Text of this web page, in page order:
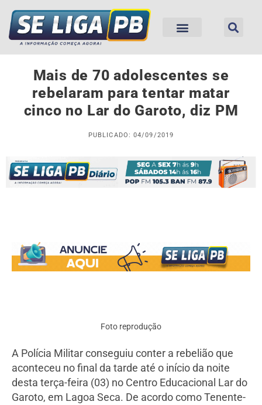
Mais de 70 adolescentes se
rebelaram para tentar matar
cinco no Lar do Garoto, diz PM
PUBLICADO: 04/09/2019
Foto reprodução
A Polícia Militar conseguiu conter a rebelião que
aconteceu no final da tarde até o início da noite
desta terça-feira (03) no Centro Educacional Lar do
Garoto, em Lagoa Seca. De acordo como Tenente-